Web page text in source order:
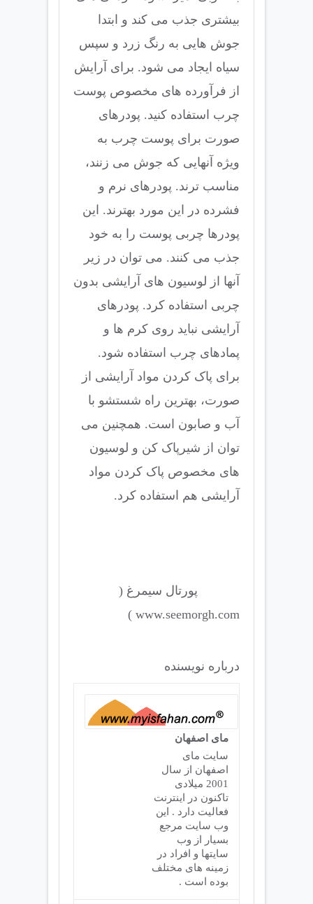
بیشتری جذب می کند و ابتدا
جوش هایی به رنگ زرد و سپس
سیاه ایجاد می شود. برای آرایش
از فرآورده های مخصوص پوست
چرب استفاده کنید. پودرهای
صورت برای پوست چرب به
ویژه آنهایی که جوش می زنند،
مناسب ترند. پودرهای نرم و
فشرده در این مورد بهترند. این
پودرها چربی پوست را به خود
جذب می کنند. می توان در زیر
آنها از لوسیون های آرایشی بدون
چربی استفاده کرد. پودرهای
آرایشی نباید روی کرم ها و
پمادهای چرب استفاده شود.
برای پاک کردن مواد آرایشی از
صورت، بهترین راه شستشو با
آب و صابون است. همچنین می
توان از شیرپاک کن و لوسیون
های مخصوص پاک کردن مواد
آرایشی هم استفاده کرد.
پورتال سیمرغ (
www.seemorgh.com )
درباره نویسنده
مای اصفهان
سایت مای
اصفهان از سال
2001 میلادی
تاکنون در اینترنت
فعالیت دارد . این
وب سایت مرجع
بسیار از وب
سایتها و افراد در
زمینه های مختلف
بوده است .